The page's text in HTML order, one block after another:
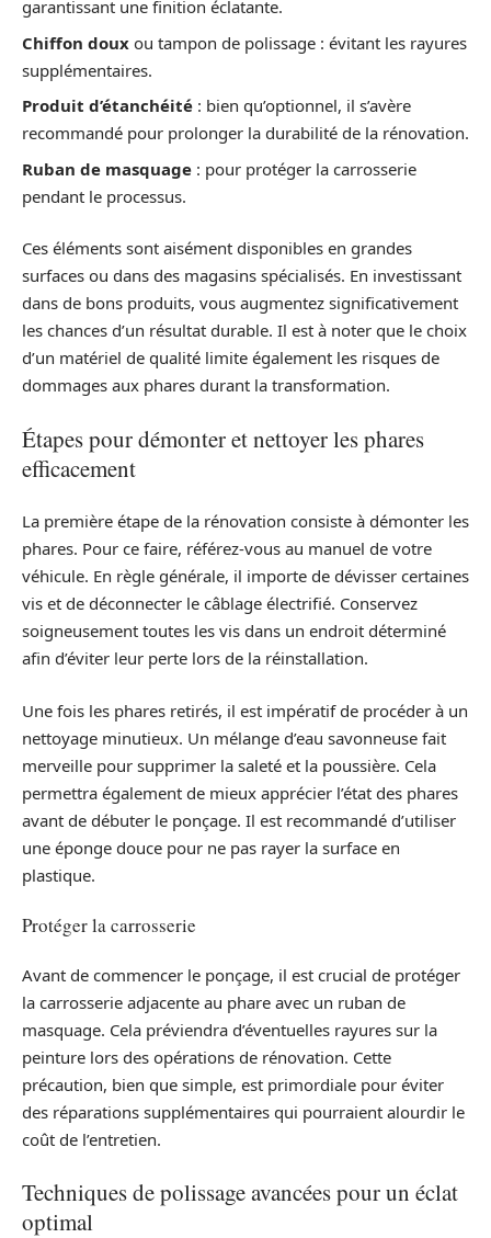
garantissant une finition éclatante.
Chiffon doux ou tampon de polissage : évitant les rayures
supplémentaires.
Produit d’étanchéité : bien qu’optionnel, il s’avère
recommandé pour prolonger la durabilité de la rénovation.
Ruban de masquage : pour protéger la carrosserie
pendant le processus.
Ces éléments sont aisément disponibles en grandes
surfaces ou dans des magasins spécialisés. En investissant
dans de bons produits, vous augmentez significativement
les chances d’un résultat durable. Il est à noter que le choix
d’un matériel de qualité limite également les risques de
dommages aux phares durant la transformation.
Étapes pour démonter et nettoyer les phares
efficacement
La première étape de la rénovation consiste à démonter les
phares. Pour ce faire, référez-vous au manuel de votre
véhicule. En règle générale, il importe de dévisser certaines
vis et de déconnecter le câblage électrifié. Conservez
soigneusement toutes les vis dans un endroit déterminé
afin d’éviter leur perte lors de la réinstallation.
Une fois les phares retirés, il est impératif de procéder à un
nettoyage minutieux. Un mélange d’eau savonneuse fait
merveille pour supprimer la saleté et la poussière. Cela
permettra également de mieux apprécier l’état des phares
avant de débuter le ponçage. Il est recommandé d’utiliser
une éponge douce pour ne pas rayer la surface en
plastique.
Protéger la carrosserie
Avant de commencer le ponçage, il est crucial de protéger
la carrosserie adjacente au phare avec un ruban de
masquage. Cela préviendra d’éventuelles rayures sur la
peinture lors des opérations de rénovation. Cette
précaution, bien que simple, est primordiale pour éviter
des réparations supplémentaires qui pourraient alourdir le
coût de l’entretien.
Techniques de polissage avancées pour un éclat
optimal